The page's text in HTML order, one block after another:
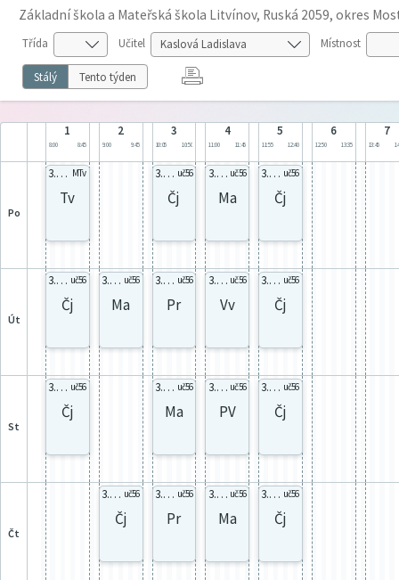
Základní škola a Mateřská škola Litvínov, Ruská 2059, okres
Třída Učitel Místnost
Stálý Tento týden
1
8:00 8:45
2
9:00 9:45
3
10:05 10:50
4
11:00 11:45
5
11:55 12:40
6
12:50 13:35
7
13:45
po
3.C celá MTv
Tv
3.C celá uč56
Čj
3.C celá uč56
Ma
3.C celá uč56
Čj
út
3.C celá uč56
Čj
3.C celá uč56
Ma
3.C celá uč56
Pr
3.C celá uč56
Vv
3.C celá uč56
Čj
st
3.C celá uč56
Čj
3.C celá uč56
Ma
3.C celá uč56
PV
3.C celá uč56
Čj
čt
3.C celá uč56
Čj
3.C celá uč56
Pr
3.C celá uč56
Ma
3.C celá uč56
Čj